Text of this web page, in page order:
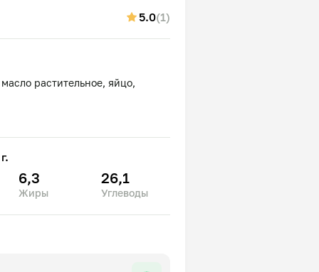
5.0(1)
растительное, яйцо,
6,3
Жиры
26,1
Углеводы